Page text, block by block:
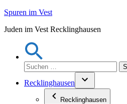
Zum
springen
Spuren im Vest
Juden im Vest Recklinghausen
Suchen
nach:
Recklinghausen
Recklinghausen